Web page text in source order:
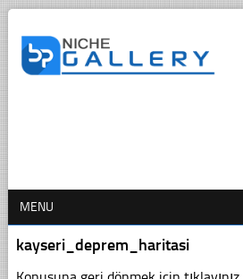
MENU
kayseri_deprem_haritasi